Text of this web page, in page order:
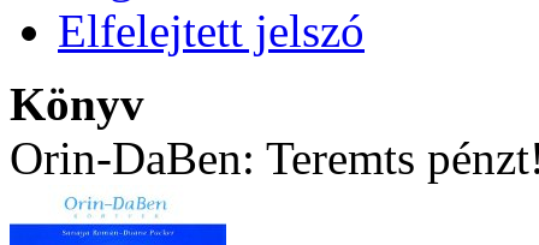
Elfelejtett jelszó
Könyv
Orin-DaBen: Teremts